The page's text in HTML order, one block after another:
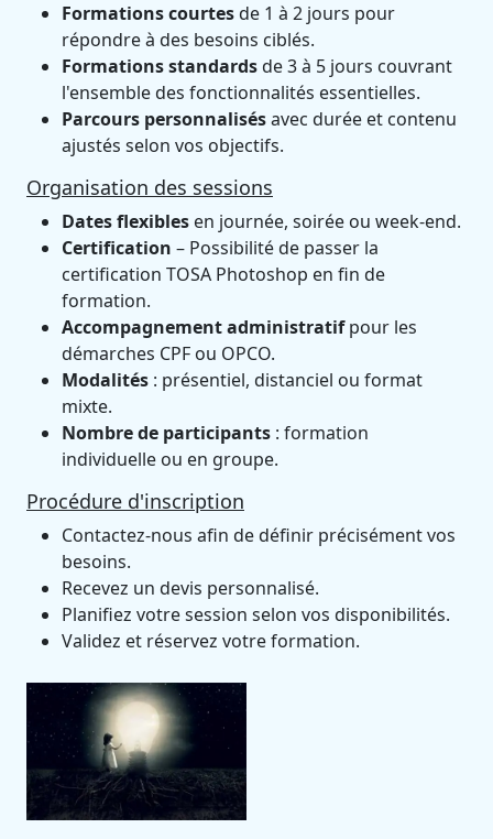
Formations courtesde 1 à 2 jours pour
répondre à des besoins ciblés.
Formations standardsde 3 à 5 jours couvrant
l'ensemble des fonctionnalités essentielles.
Parcours personnalisésavec durée et contenu
ajustés selon vos objectifs.
Organisation des sessions
Dates flexibles en journée, soirée ou week-end.
Certification – Possibilité de passer la
certification TOSA Photoshop en fin de
formation.
Accompagnement administratifpour les
démarches CPF ou OPCO.
Modalités : présentiel, distanciel ou format
mixte.
Nombre de participants : formation
individuelle ou en groupe.
Procédure d'inscription
Contactez-nous afin de définir précisément vos
besoins.
Recevez un devis personnalisé.
Planifiez votre session selon vos disponibilités.
Validez et réservez votre formation.